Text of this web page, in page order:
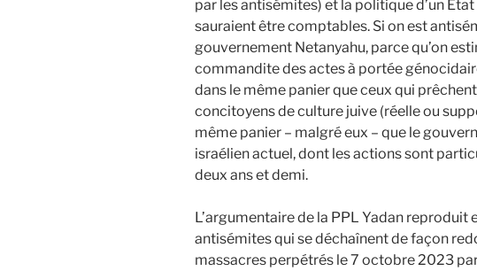
par les antisémites) et la politique d’un
sauraient être comptables. Si on est
gouvernement Netanyahu, parce qu’on
commandite des actes à portée
dans le même panier que ceux qui
concitoyens de culture juive (réelle ou
même panier – malgré eux – que le
israélien actuel, dont les actions sont
deux ans et demi.
L’argumentaire de la PPL Yadan reproduit
antisémites qui se déchaînent de façon
massacres perpétrés le 7 octobre 2023